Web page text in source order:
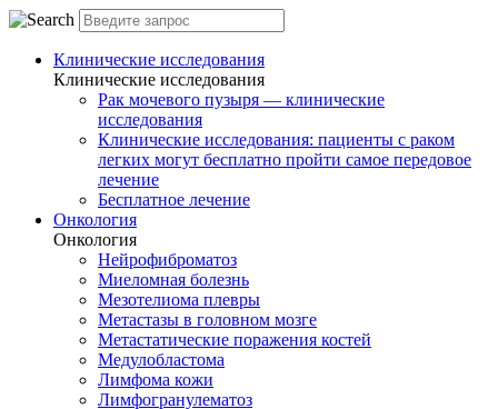
Клинические исследования
Клинические исследования
Рак мочевого пузыря — клинические
исследования
Клинические исследования: пациенты с раком
легких могут бесплатно пройти самое передовое
лечение
Бесплатное лечение
Онкология
Онкология
Нейрофиброматоз
Миеломная болезнь
Мезотелиома плевры
Метастазы в головном мозге
Метастатические поражения костей
Медулобластома
Лимфома кожи
Лимфогранулематоз